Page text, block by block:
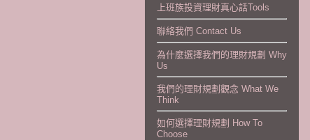
上班族投資理財真心話Tools
聯絡我們 Contact Us
為什麼選擇我們的理財規劃 Why
Us
我們的理財規劃觀念 What We
Think
如何選擇理財規劃 How To
Choose